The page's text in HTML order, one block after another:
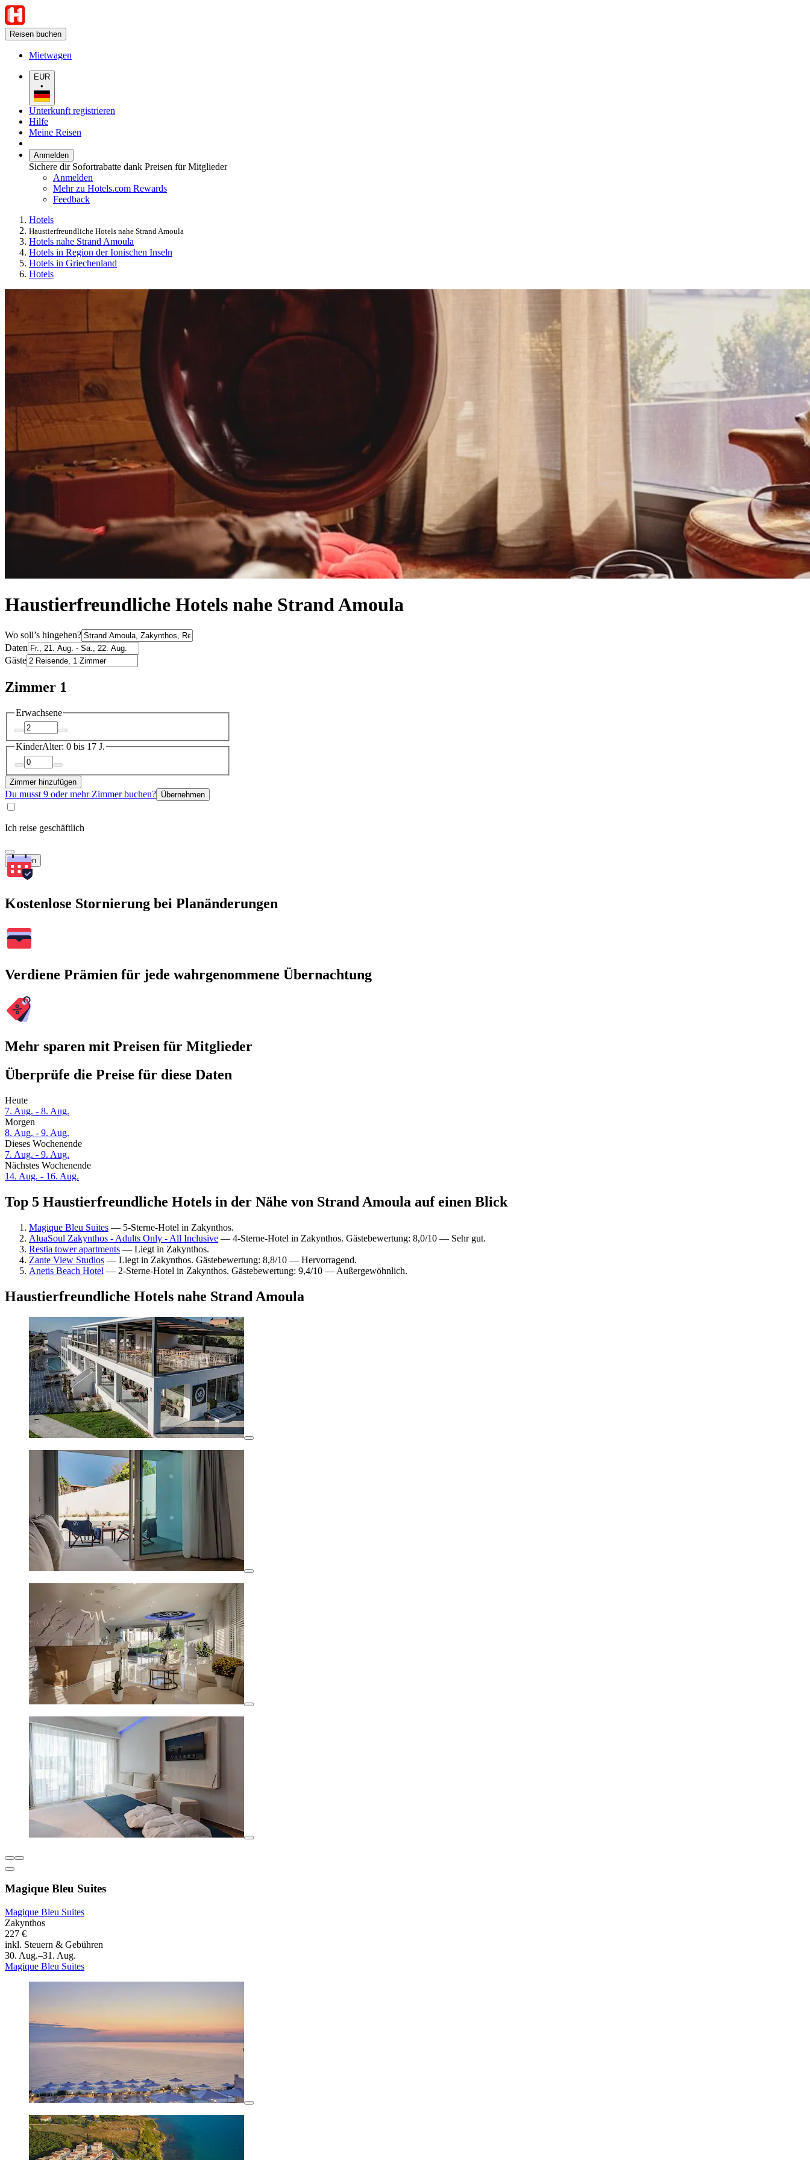
Reisen buchen
Mietwagen
EUR
•
Unterkunft registrieren
Hilfe
Meine Reisen
Anmelden
Sichere dir Sofortrabatte dank Preisen für Mitglieder
Anmelden
Mehr zu Hotels.com Rewards
Feedback
Hotels
Haustierfreundliche Hotels nahe Strand Amoula
Hotels nahe Strand Amoula
Hotels in Region der Ionischen Inseln
Hotels in Griechenland
Hotels
Haustierfreundliche Hotels nahe Strand Amoula
Wo soll’s hingehen?
Daten
Gäste
Zimmer 1
Erwachsene
KinderAlter: 0 bis 17 J.
Zimmer hinzufügen
Du musst 9 oder mehr Zimmer buchen? Übernehmen
Ich reise geschäftlich
Suchen
Kostenlose Stornierung bei Planänderungen
Verdiene Prämien für jede wahrgenommene Übernachtung
Mehr sparen mit Preisen für Mitglieder
Überprüfe die Preise für diese Daten
Heute
7. Aug. - 8. Aug.
Morgen
8. Aug. - 9. Aug.
Dieses Wochenende
7. Aug. - 9. Aug.
Nächstes Wochenende
14. Aug. - 16. Aug.
Top 5 Haustierfreundliche Hotels in der Nähe von Strand Amoula auf einen Blick
Magique Bleu Suites — 5-Sterne-Hotel in Zakynthos.
AluaSoul Zakynthos - Adults Only - All Inclusive — 4-Sterne-Hotel in Zakynthos. Gästebewertung: 8,0/10 — Sehr gut.
Restia tower apartments — Liegt in Zakynthos.
Zante View Studios — Liegt in Zakynthos. Gästebewertung: 8,8/10 — Hervorragend.
Anetis Beach Hotel — 2-Sterne-Hotel in Zakynthos. Gästebewertung: 9,4/10 — Außergewöhnlich.
Haustierfreundliche Hotels nahe Strand Amoula
Magique Bleu Suites
Magique Bleu Suites
Zakynthos
227 €
inkl. Steuern & Gebühren
30. Aug.–31. Aug.
Magique Bleu Suites